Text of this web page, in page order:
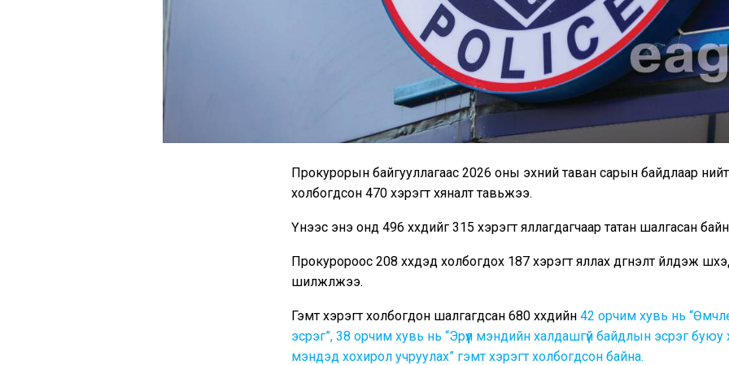
Прокурорын байгууллагаас 2026 оны эхний таван сарын байдлаар нийт
холбогдсон 470 хэрэгт хяналт тавьжээ.
Үүнээс энэ онд 496 хүүхдийг 315 хэрэгт яллагдагчаар татан шалгасан
Прокуророос 208 хүүхдэд холбогдох 187 хэрэгт яллах дүгнэлт үйлдэж
шилжүүлжээ.
Гэмт хэрэгт холбогдон шалгагдсан 680 хүүхдийн 42 орчим хувь нь
эсрэг”, 38 орчим хувь нь “Эрүүл мэндийн халдашгүй байдлын эсрэг буюу
мэндэд хохирол учруулах” гэмт хэрэгт холбогдсон байна.